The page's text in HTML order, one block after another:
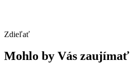
Zdieľať
Mohlo by Vás zaujímať